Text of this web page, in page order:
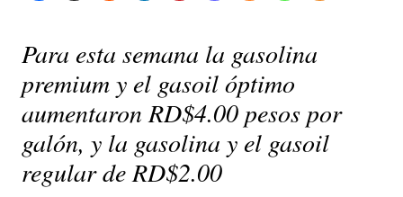
Para esta semana la gasolina
premium y el gasoil óptimo
aumentaron RD$4.00 pesos por
galón, y la gasolina y el gasoil
regular de RD$2.00